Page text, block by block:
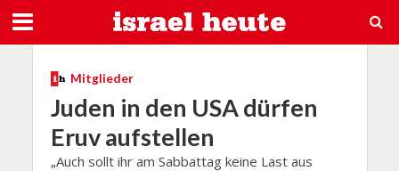
Mitglieder
Juden in den USA dürfen
Eruv aufstellen
„Auch sollt ihr am Sabbattag keine Last aus